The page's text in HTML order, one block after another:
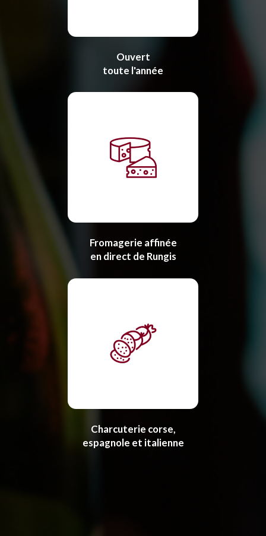
Ouvert
toute l'année
Fromagerie affinée
en direct de Rungis
Charcuterie corse,
espagnole et italienne